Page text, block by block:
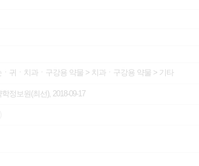
ㆍ귀ㆍ치과ㆍ구강용 약물 > 치과ㆍ구강용 약물 > 기타
학정보원(최선), 2018-09-17